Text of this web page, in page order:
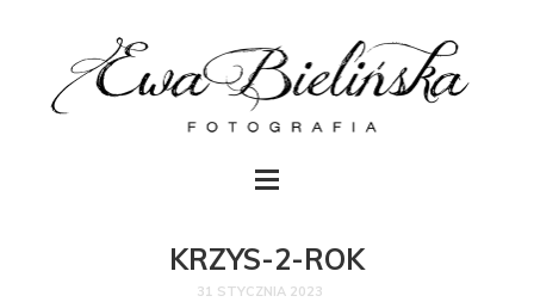
KRZYS-2-ROK
31 STYCZNIA 2023